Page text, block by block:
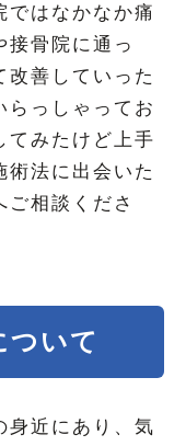
ではなかなか痛
接骨院に通っ
改善していった
らっしゃってお
てみたけど上手
術法に出会いた
相談くださ
ついて
身近にあり、気